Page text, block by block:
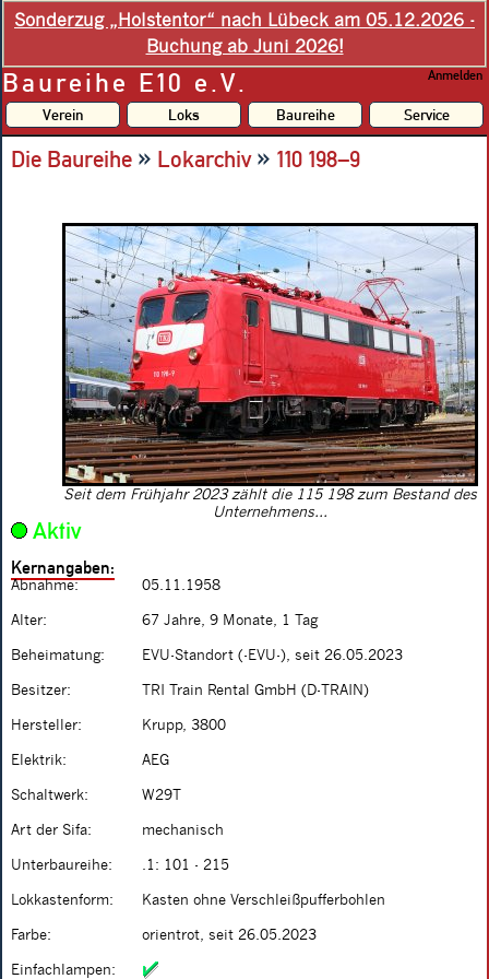
Sonderzug „Holstentor“ nach Lübeck am 05.12.2026 -
Buchung ab Juni 2026!
Baureihe E10 e.V. Anmelden
Verein Loks Baureihe Service
Die Baureihe » Lokarchiv» 110 198–9
Seit dem Frühjahr 2023 zählt die 115 198 zum Bestand des
Unternehmens...
Aktiv
Kernangaben:
Abnahme: 05.11.1958
Alter: 67 Jahre, 9 Monate, 1 Tag
Beheimatung: EVU-Standort (-EVU-), seit 26.05.2023
Besitzer: TRI Train Rental GmbH (D-TRAIN)
Hersteller: Krupp, 3800
Elektrik: AEG
Schaltwerk: W29T
Art der Sifa: mechanisch
Unterbaureihe: .1: 101 - 215
Lokkastenform: Kasten ohne Verschleißpufferbohlen
Farbe: orientrot, seit 26.05.2023
Einfachlampen: